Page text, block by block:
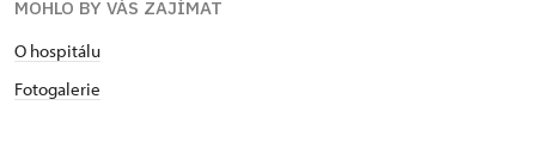
MOHLO BY VÁS ZAJÍMAT
O hospitálu
Fotogalerie